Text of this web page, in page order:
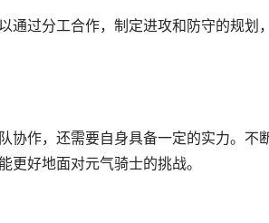
通过分工合作，制定进攻和防守的规划
协作，还需要自身具备一定的实力。不
更好地面对元气骑士的挑战。